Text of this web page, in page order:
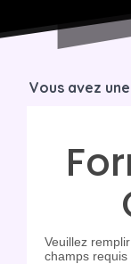
Vous avez
Veuillez
champs requis